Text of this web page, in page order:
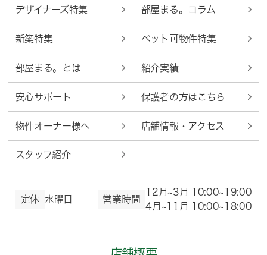
デザイナーズ特集 部屋まる。コラム
新築特集 ペット可物件特集
部屋まる。とは 紹介実績
安心サポート 保護者の方はこちら
物件オーナー様へ 店舗情報・アクセス
スタッフ紹介
定休 水曜日 営業時間
12月~3月 10:00~19:00
4月~11月 10:00~18:00